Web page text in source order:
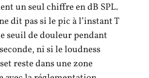
un seul chiffre en dB SPL.
dit pas si le pic à l’instant T
seuil de douleur pendant
ni si le loudness
reste dans une zone